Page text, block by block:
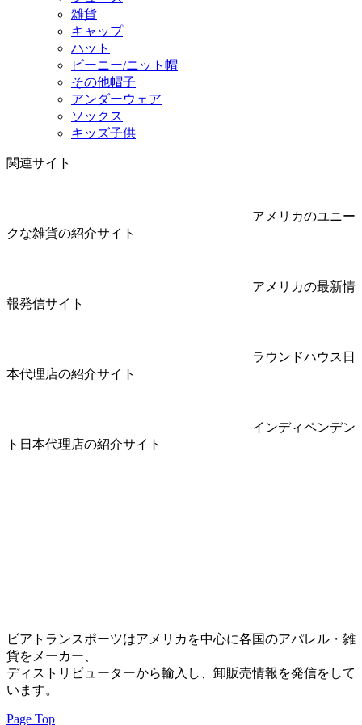
雑貨
キャップ
ハット
ビーニー/ニット帽
その他帽子
アンダーウェア
ソックス
キッズ子供
関連サイト
アメリカのユニー
クな雑貨の紹介サイト
アメリカの最新情
報発信サイト
ラウンドハウス日
本代理店の紹介サイト
インディペンデン
ト日本代理店の紹介サイト
ビアトランスポーツはアメリカを中心に各国のアパレル・雑
貨をメーカー、
ディストリビューターから輸入し、卸販売情報を発信をして
います。
Page Top